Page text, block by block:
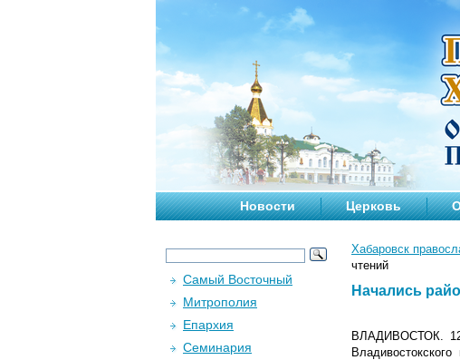
Новости Церковь
Хабаровск
чтений
Начались
ВЛАДИВОСТОК. 12
Самый Восточный
Митрополия
Епархия
Семинария